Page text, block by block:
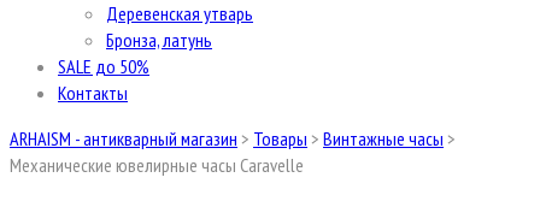
Деревенская утварь
Бронза, латунь
SALE до 50%
Контакты
ARHAISM - антикварный магазин > Товары > Винтажные часы >
Механические ювелирные часы Caravelle